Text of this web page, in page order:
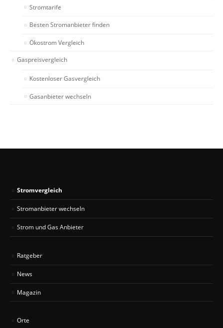
Stromtarife
Besten Stromanbieter finden
Ökostrom Vergleich
Gaspreisvergleich
Kostenloser Gasvergleich
Gasanbieter wechseln
Stromvergleich
Stromanbieter wechseln
Strom und Gas Anbieter
Ratgeber
News
Magazin
Orte